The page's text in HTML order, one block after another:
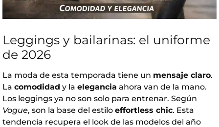
Leggings y bailarinas: el uniforme
de 2026
La moda de esta temporada tiene un mensaje claro.
La comodidad y la elegancia ahora van de la mano.
Los leggings ya no son solo para entrenar. Según
Vogue, son la base del estilo effortless chic. Esta
tendencia recupera el look de las modelos del año